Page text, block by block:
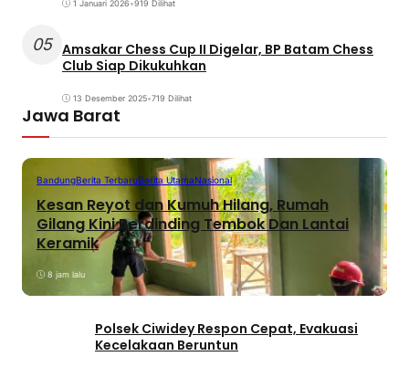
1 Januari 2026•919 Dilihat
05 Amsakar Chess Cup II Digelar, BP Batam Chess
Club Siap Dikukuhkan
13 Desember 2025•719 Dilihat
Jawa Barat
BandungBerita TerbaruBerita UtamaNasional
Kesan Reyot dan Kumuh Hilang, Rumah
Gilang Kini Berdinding Tembok Dan Lantai
Keramik
8 jam lalu
Polsek Ciwidey Respon Cepat, Evakuasi
Kecelakaan Beruntun